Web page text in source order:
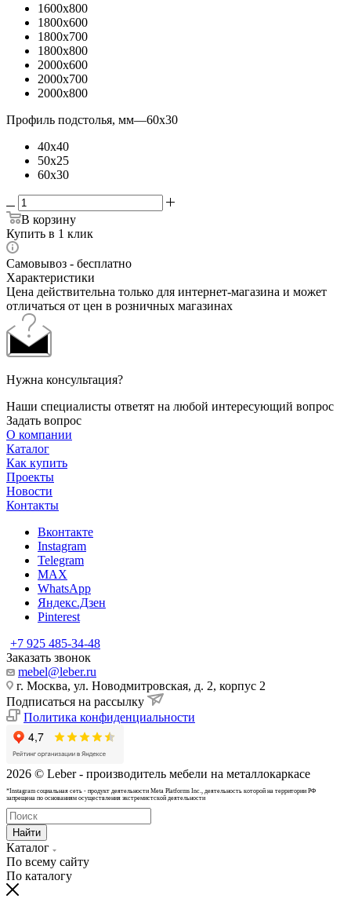
1600x800
1800x600
1800x700
1800x800
2000x600
2000x700
2000x800
Профиль подстолья, мм—60x30
40x40
50x25
60x30
В корзину
Купить в 1 клик
Самовывоз - бесплатно
Характеристики
Цена действительна только для интернет-магазина и может
отличаться от цен в розничных магазинах
Нужна консультация?
Наши специалисты ответят на любой интересующий вопрос
Задать вопрос
О компании
Каталог
Как купить
Проекты
Новости
Контакты
Вконтакте
Instagram
Telegram
MAX
WhatsApp
Яндекс.Дзен
Pinterest
+7 925 485-34-48
Заказать звонок
mebel@leber.ru
г. Москва, ул. Новодмитровская, д. 2, корпус 2
Подписаться на рассылку
Политика конфиденциальности
2026 © Leber - производитель мебели на металлокаркасе
*Instagram cоциальная сеть - продукт деятельности Meta Platforms Inc., деятельность которой на территории РФ
запрещена по основаниям осуществления экстремистской деятельности
Найти
Каталог
По всему сайту
По каталогу